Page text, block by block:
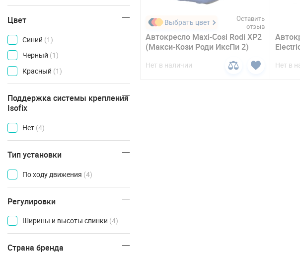
Цвет
Синий (1)
Черный (1)
Красный (1)
Поддержка системы крепления
Isofix
Нет (4)
Тип установки
По ходу движения (4)
Регулировки
Ширины и высоты спинки (4)
Страна бренда
Выбрать цвет
Оставить
отзыв
Автокресло Maxi-Cosi Rodi XP2
(Макси-Кози Роди ИксПи 2)
Нет в наличии Нет в